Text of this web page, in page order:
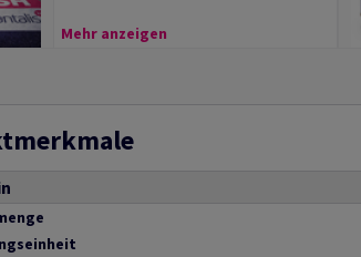
Mehr anzeigen